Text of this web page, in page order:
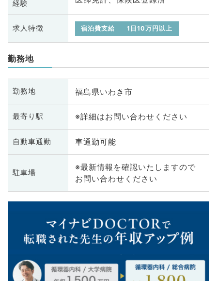
経験
求人特徴 宿泊費支給 1日10万円以上
勤務地
勤務地 福島県いわき市
最寄り駅 ※詳細はお問い合わせください
自動車通勤 車通勤可能
駐車場
※最新情報を確認いたしますので
お問い合わせください